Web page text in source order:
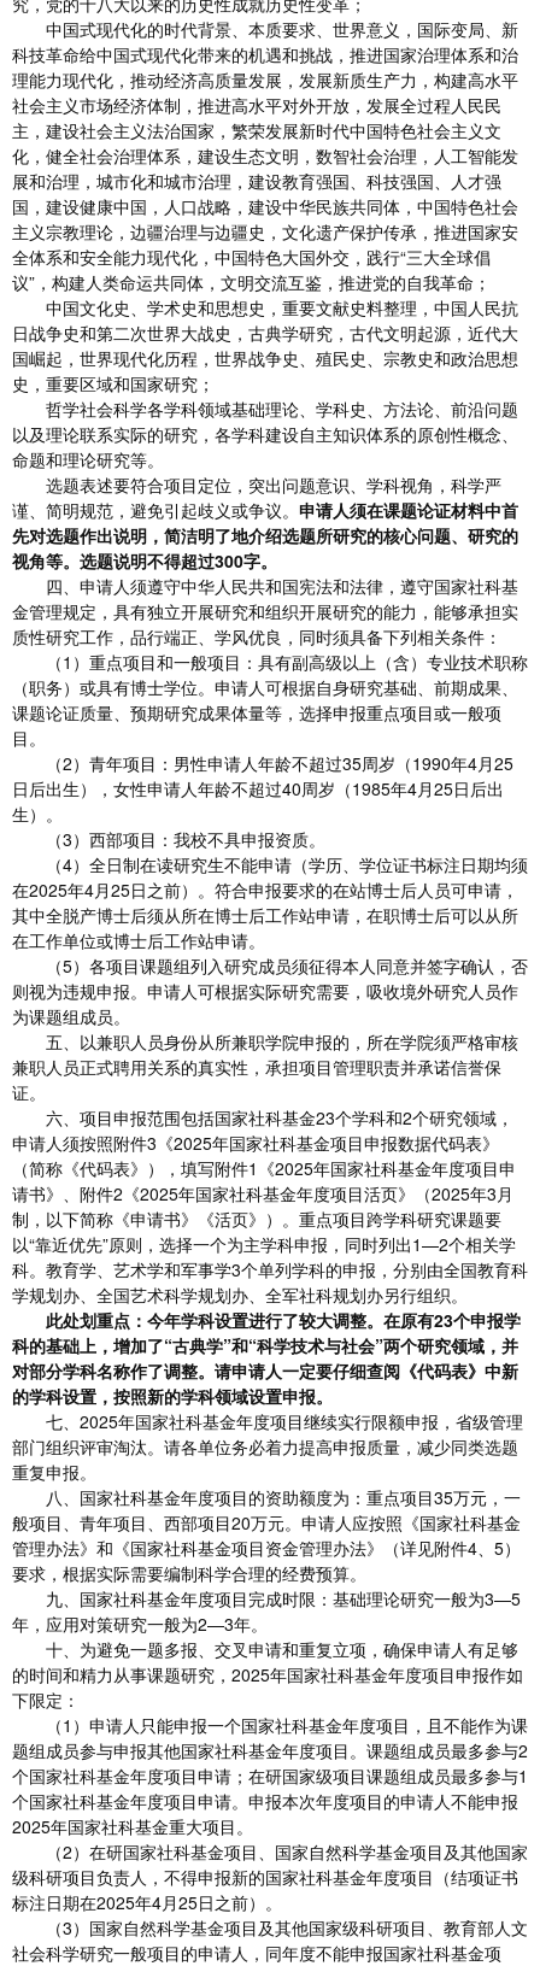
中国式现代化的时代背景、本质要求、世界意义，国际变局、新
科技革命给中国式现代化带来的机遇和挑战，推进国家治理体系和治
理能力现代化，推动经济高质量发展，发展新质生产力，构建高水平
社会主义市场经济体制，推进高水平对外开放，发展全过程人民民
主，建设社会主义法治国家，繁荣发展新时代中国特色社会主义文
化，健全社会治理体系，建设生态文明，数智社会治理，人工智能发
展和治理，城市化和城市治理，建设教育强国、科技强国、人才强
国，建设健康中国，人口战略，建设中华民族共同体，中国特色社会
主义宗教理论，边疆治理与边疆史，文化遗产保护传承，推进国家安
全体系和安全能力现代化，中国特色大国外交，践行“三大全球倡
议”，构建人类命运共同体，文明交流互鉴，推进党的自我革命；
中国文化史、学术史和思想史，重要文献史料整理，中国人民抗
日战争史和第二次世界大战史，古典学研究，古代文明起源，近代大
国崛起，世界现代化历程，世界战争史、殖民史、宗教史和政治思想
史，重要区域和国家研究；
哲学社会科学各学科领域基础理论、学科史、方法论、前沿问题
以及理论联系实际的研究，各学科建设自主知识体系的原创性概念、
命题和理论研究等。
选题表述要符合项目定位，突出问题意识、学科视角，科学严
谨、简明规范，避免引起歧义或争议。 申请人须在课题论证材料中首
先对选题作出说明，简洁明了地介绍选题所研究的核心问题、研究的
视角等。 选题说明不得超过300字。
四、申请人须遵守中华人民共和国宪法和法律，遵守国家社科基
金管理规定，具有独立开展研究和组织开展研究的能力，能够承担实
质性研究工作，品行端正、学风优良，同时须具备下列相关条件：
（1）重点项目和一般项目：具有副高级以上（含）专业技术职称
（职务）或具有博士学位。申请人可根据自身研究基础、前期成果、
课题论证质量、预期研究成果体量等，选择申报重点项目或一般项
目。
（2）青年项目：男性申请人年龄不超过35周岁（1990年4月25
日后出生），女性申请人年龄不超过40周岁（1985年4月25日后出
生）。
（3）西部项目：我校不具申报资质。
（4）全日制在读研究生不能申请（学历、学位证书标注日期均须
在2025年4月25日之前）。符合申报要求的在站博士后人员可申请，
其中全脱产博士后须从所在博士后工作站申请，在职博士后可以从所
在工作单位或博士后工作站申请。
（5）各项目课题组列入研究成员须征得本人同意并签字确认，否
则视为违规申报。申请人可根据实际研究需要，吸收境外研究人员作
为课题组成员。
五、以兼职人员身份从所兼职学院申报的，所在学院须严格审核
兼职人员正式聘用关系的真实性，承担项目管理职责并承诺信誉保
证。
六、项目申报范围包括国家社科基金23个学科和2个研究领域，
申请人须按照附件3《2025年国家社科基金项目申报数据代码表》
（简称《代码表》），填写附件1《2025年国家社科基金年度项目申
请书》、附件2《2025年国家社科基金年度项目活页》（2025年3月
制，以下简称《申请书》《活页》）。重点项目跨学科研究课题要
以“靠近优先”原则，选择一个为主学科申报，同时列出1—2个相关学
科。教育学、艺术学和军事学3个单列学科的申报，分别由全国教育科
学规划办、全国艺术科学规划办、全军社科规划办另行组织。
此处划重点：今年学科设置进行了较大调整。在原有23个申报学
科的基础上，增加了“古典学”和“科学技术与社会”两个研究领域，并
对部分学科名称作了调整。请申请人一定要仔细查阅《代码表》中新
的学科设置，按照新的学科领域设置申报。
七、2025年国家社科基金年度项目继续实行限额申报，省级管理
部门组织评审淘汰。请各单位务必着力提高申报质量，减少同类选题
重复申报。
八、国家社科基金年度项目的资助额度为：重点项目35万元，一
般项目、青年项目、西部项目20万元。申请人应按照《国家社科基金
管理办法》和《国家社科基金项目资金管理办法》（详见附件4、5）
要求，根据实际需要编制科学合理的经费预算。
九、国家社科基金年度项目完成时限：基础理论研究一般为3—5
年，应用对策研究一般为2—3年。
十、为避免一题多报、交叉申请和重复立项，确保申请人有足够
的时间和精力从事课题研究，2025年国家社科基金年度项目申报作如
下限定：
（1）申请人只能申报一个国家社科基金年度项目，且不能作为课
题组成员参与申报其他国家社科基金年度项目。课题组成员最多参与2
个国家社科基金年度项目申请；在研国家级项目课题组成员最多参与1
个国家社科基金年度项目申请。申报本次年度项目的申请人不能申报
2025年国家社科基金重大项目。
（2）在研国家社科基金项目、国家自然科学基金项目及其他国家
级科研项目负责人，不得申报新的国家社科基金年度项目（结项证书
标注日期在2025年4月25日之前）。
（3）国家自然科学基金项目及其他国家级科研项目、教育部人文
社会科学研究一般项目的申请人，同年度不能申报国家社科基金项